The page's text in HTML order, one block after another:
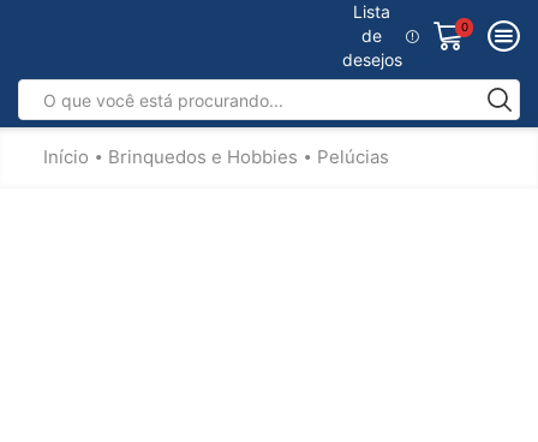
Lista
de
desejos
0
Início • Brinquedos e Hobbies • Pelúcias